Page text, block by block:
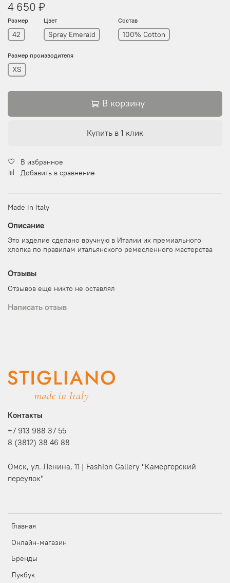
4 650 ₽
Размер
42
Цвет
Spray Emerald
Состав
100% Cotton
Размер производителя
XS
В корзину
Купить в 1 клик
В избранное
Добавить в сравнение
Made in Italy
Описание
Это изделие сделано вручную в Италии их премиального
хлопка по правилам итальянского ремесленного мастерства
Отзывы
Отзывов еще никто не оставлял
Написать отзыв
Главная
Онлайн-магазин
Бренды
Лукбук
Контакты
+7 913 988 37 55
8 (3812) 38 46 88
Омск, ул. Ленина, 11 | Fashion Gallery "Камергерский
переулок"